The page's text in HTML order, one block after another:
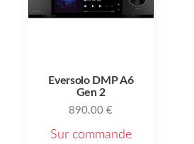
Eversolo DMP A6
Gen 2
890.00€
Sur commande